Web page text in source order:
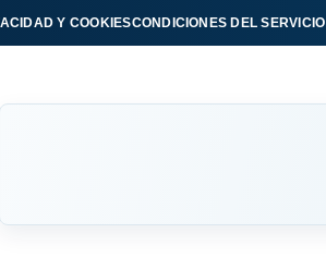
Y COOKIESCONDICIONES DEL SERVICIO